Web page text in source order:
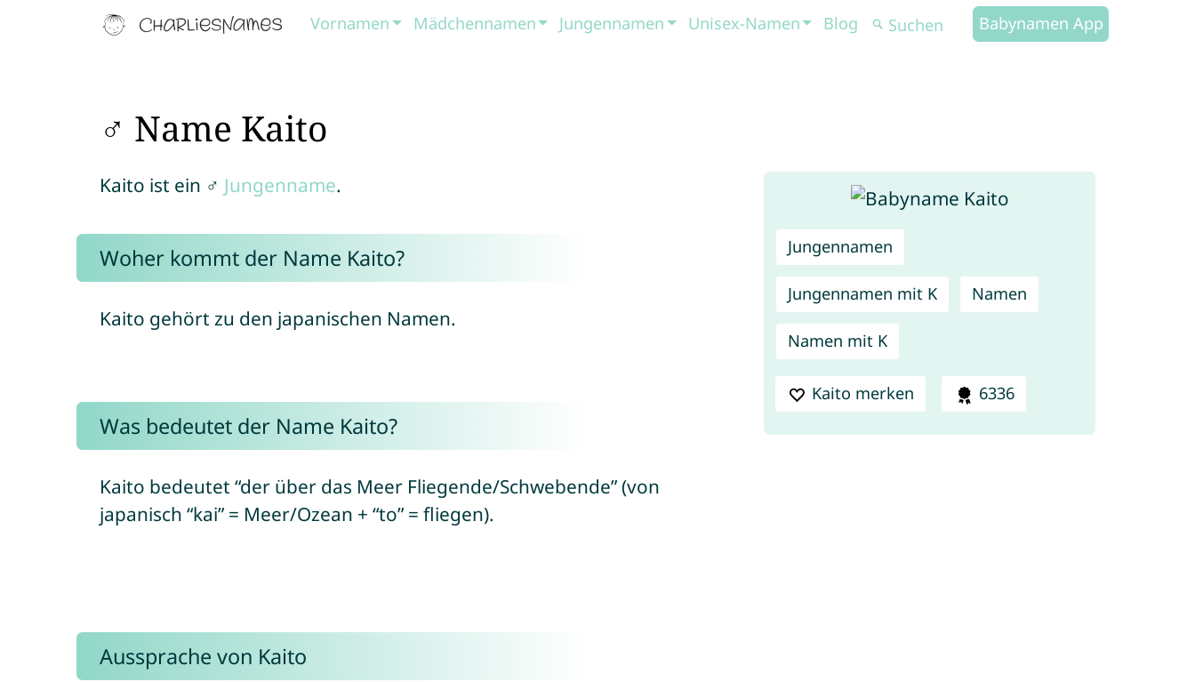
Vornamen Mädchennamen Jungennamen Unisex-Namen Blog Babynamen App
♂ Name Kaito
Jungennamen
Jungennamen mit K Namen
Namen mit K
Kaito merken 6336
Kaito ist ein ♂ Jungenname.
Woher kommt der Name Kaito?
Kaito gehört zu den japanischen Namen.
Was bedeutet der Name Kaito?
Kaito bedeutet “der über das Meer Fliegende/Schwebende” (von
japanisch “kai” = Meer/Ozean + “to” = fliegen).
Aussprache von Kaito